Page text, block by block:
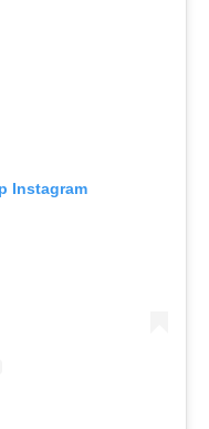
Instagram